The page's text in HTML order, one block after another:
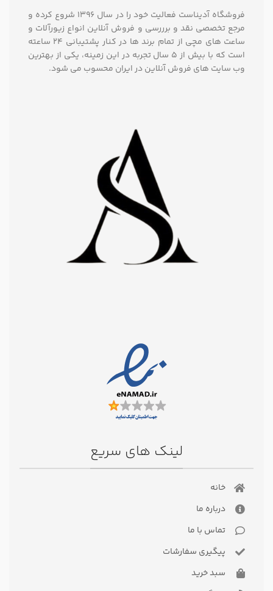
فروشگاه آدیناست فعالیت خود را در سال ۱۳۹۶ شروع کرده و
مرجع تخصصی نقد و برررسی و فروش آنلاین انواع زیورآلات و
ساعت های مچی از تمام برند ها در کنار پشتیبانی ۲۴ ساعته
است که با بیش از 5 سال تجربه در این زمینه، یکی از بهترین
وب سایت های فروش آنلاین در ایران محسوب می شود.
لینک های سریع
خانه
درباره ما
تماس با ما
پیگیری سفارشات
سبد خرید